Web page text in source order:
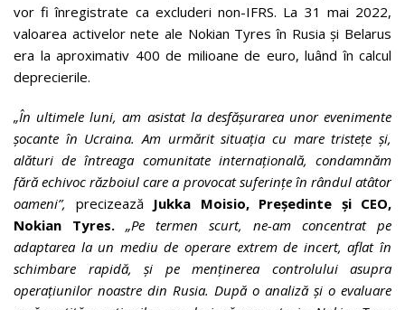
vor fi înregistrate ca excluderi non-IFRS. La 31 mai 2022,
valoarea activelor nete ale Nokian Tyres în Rusia și Belarus
era la aproximativ 400 de milioane de euro, luând în calcul
deprecierile.
„În ultimele luni, am asistat la desfășurarea unor evenimente
șocante în Ucraina. Am urmărit situația cu mare tristețe și,
alături de întreaga comunitate internațională, condamnăm
fără echivoc războiul care a provocat suferințe în rândul atâtor
oameni”, precizează
Jukka Moisio, Președinte și CEO,
Nokian Tyres. „Pe termen scurt, ne-am concentrat pe
adaptarea la un mediu de operare extrem de incert, aflat în
schimbare rapidă, și pe menținerea controlului asupra
operațiunilor noastre din Rusia. După o analiză și o evaluare